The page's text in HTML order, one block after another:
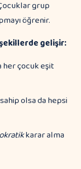
grup
öğrenir.
gelişir:
her çocuk eşit
olsa da hepsi
karar alma